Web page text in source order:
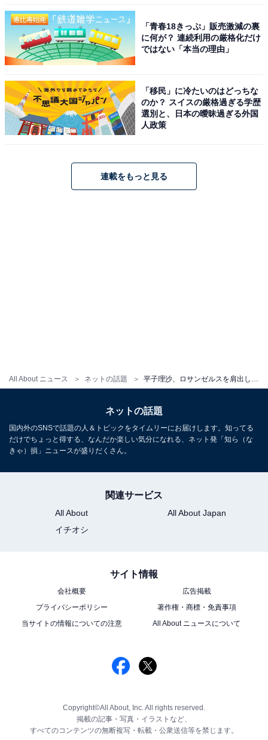
All About ニュース ネットの話題 平子理沙、ロサンゼルスを肩出し＆美デコルテ際立つキャミ姿で楽しむ姿に「美しい」「肌が白～」の声
「青春18きっぷ」販売激減の裏
に何が？ 連続利用の厳格化だけ
ではない「本当の理由」
「移民」に冷たいのはどっちな
のか？ スイスの厳格過ぎる学歴
選別と、日本の曖昧過ぎる外国
人政策
連載をもっと見る
ネットの話題
国内外のSNSで話題の人＆トピックをタイムリーにお届けします。知ってる
だけでちょっと得する、なんだか楽しい気分になれる、ネット発「知ら（な
きゃ）損」ニュースが盛りだくさん。
関連サービス
All About
All About Japan
イチオシ
サイト情報
会社概要
広告掲載
プライバシーポリシー
著作権・商標・免責事項
当サイトの情報についての注意
All About ニュースについて
Copyright©All About, Inc. All rights reserved.
掲載の記事・写真・イラストなど、
すべてのコンテンツの無断複写・転載・公衆送信等を禁じます。